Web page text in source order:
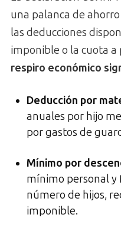
una palanca de
las deducciones
imponible o la cuota
respiro económico
Deducción por
anuales por hijo
por gastos de
Mínimo por
mínimo personal
número de hijos,
imponible.